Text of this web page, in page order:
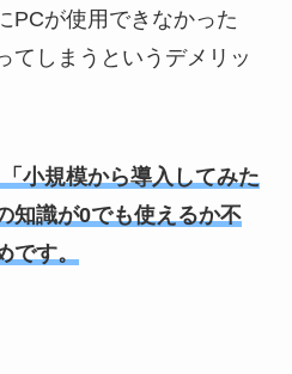
PCが使用できなかった
てしまうというデメリッ
小規模から導入してみた
知識が0でも使えるか不
です。